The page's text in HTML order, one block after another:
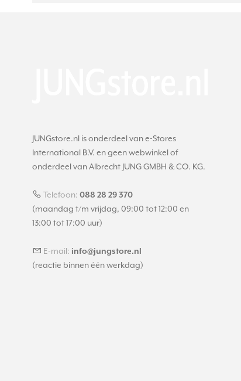
JUNGstore.nl is onderdeel van e-Stores
International B.V. en geen webwinkel of
onderdeel van Albrecht JUNG GMBH & CO. KG.
Telefoon: 088 28 29 370
(maandag t/m vrijdag, 09:00 tot 12:00 en
13:00 tot 17:00 uur)
E-mail: info@jungstore.nl
(reactie binnen één werkdag)